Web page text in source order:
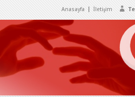
Anasayfa İletişim